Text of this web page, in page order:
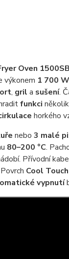
Oven 1500SB
výkonem 1 700 W
, gril a sušení.
funkci
horkého
nebo 3 malé
80–200 °C.
Přívodní
Cool Touch
vypnutí